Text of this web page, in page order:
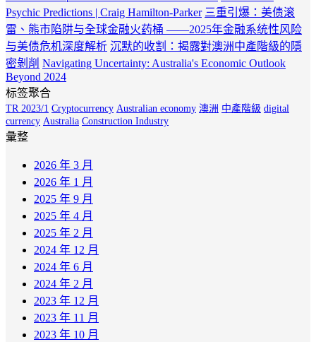
Psychic Predictions | Craig Hamilton-Parker 三重引爆：美债滚
雷、熊市陷阱与全球金融火药桶 ——2025年金融系统性风险
与美债危机深度解析 沉默的收割：揭露對澳洲中產階級的隱
密剝削 Navigating Uncertainty: Australia's Economic Outlook
Beyond 2024
标签聚合
TR 2023/1 Cryptocurrency Australian economy 澳洲 中產階級 digital
currency Australia Construction Industry
彙整
2026 年 3 月
2026 年 1 月
2025 年 9 月
2025 年 4 月
2025 年 2 月
2024 年 12 月
2024 年 6 月
2024 年 2 月
2023 年 12 月
2023 年 11 月
2023 年 10 月